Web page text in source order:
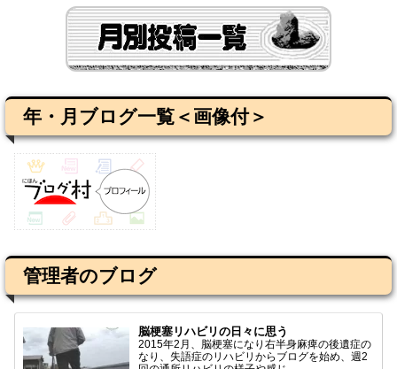
年・月ブログ一覧＜画像付＞
管理者のブログ
脳梗塞リハビリの日々に思う
2015年2月、脳梗塞になり右半身麻痺の後遺症の
なり、失語症のリハビリからブログを始め、週2